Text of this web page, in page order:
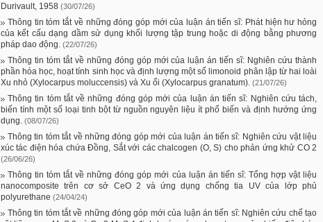
Durivault, 1958 (30/07/26)
Thông tin tóm tắt về những đóng góp mới của luận án tiến sĩ: Phát hiện hư hỏng
của kết cấu dạng dầm sử dụng khối lượng tập trung hoặc di động bằng phương
pháp dao động. (22/07/26)
Thông tin tóm tắt về những đóng góp mới của luận án tiến sĩ: Nghiên cứu thành
phần hóa học, hoạt tính sinh học và định lượng một số limonoid phân lập từ hai loài
Xu nhỏ (Xylocarpus moluccensis) và Xu ổi (Xylocarpus granatum). (21/07/26)
Thông tin tóm tắt về những đóng góp mới của luận án tiến sĩ: Nghiên cứu tách,
biến tính một số loại tinh bột từ nguồn nguyên liệu ít phổ biến và định hướng ứng
dụng. (08/07/26)
Thông tin tóm tắt về những đóng góp mới của luận án tiến sĩ: Nghiên cứu vật liệu
xúc tác điện hóa chứa Đồng, Sắt với các chalcogen (O, S) cho phản ứng khử CO 2
(26/06/26)
Thông tin tóm tắt về những đóng góp mới của luận án tiến sĩ: Tổng hợp vật liệu
nanocomposite trên cơ sở CeO 2 và ứng dụng chống tia UV của lớp phủ
polyurethane (24/04/24)
Thông tin tóm tắt về những đóng góp mới của luận án tiến sĩ: Nghiên cứu chế tạo